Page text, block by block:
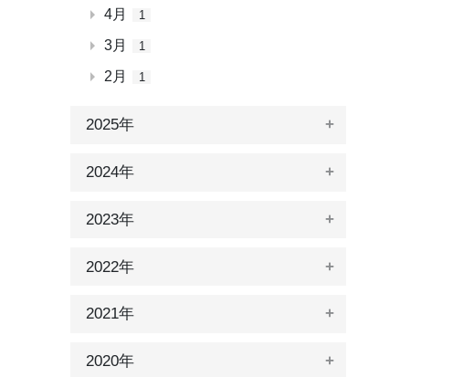
4月 1
3月 1
2月 1
2025年
2024年
2023年
2022年
2021年
2020年